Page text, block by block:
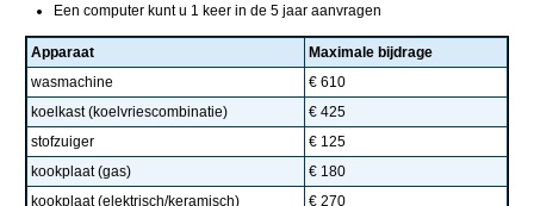
Een computer kunt u 1 keer in de 5 jaar aanvragen
Apparaat
Maximale bijdrage
wasmachine
€ 610
koelkast (koelvriescombinatie)
€ 425
stofzuiger
€ 125
kookplaat (gas)
€ 180
kookplaat (elektrisch/keramisch)
€ 270